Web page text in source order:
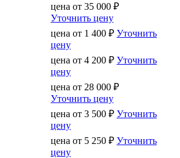
цена от 35 000 ₽
Уточнить цену
цена от 1 400 ₽ Уточнить
цену
цена от 4 200 ₽ Уточнить
цену
цена от 28 000 ₽
Уточнить цену
цена от 3 500 ₽ Уточнить
цену
цена от 5 250 ₽ Уточнить
цену